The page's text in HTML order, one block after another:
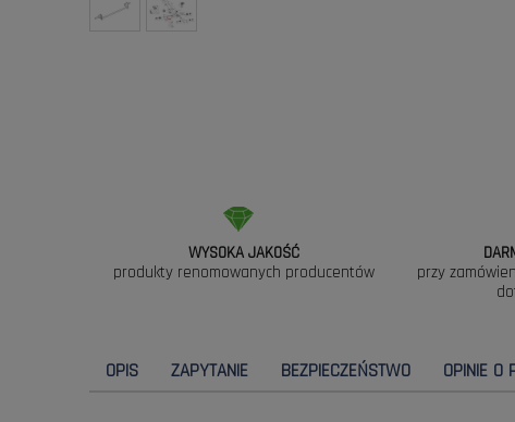
WYSOKA JAKOŚĆ
produkty renomowanych producentów
przy
OPIS ZAPYTANIE BEZPIECZEŃSTWO OPINIE O